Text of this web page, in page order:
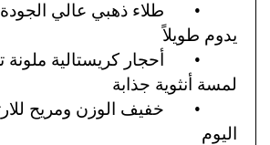
•
طلاء ذهبي عالي
يدوم طويلاً
•
أحجار كريستالية
لمسة أنثوية جذابة
•
خفيف الوزن ومريح
اليوم